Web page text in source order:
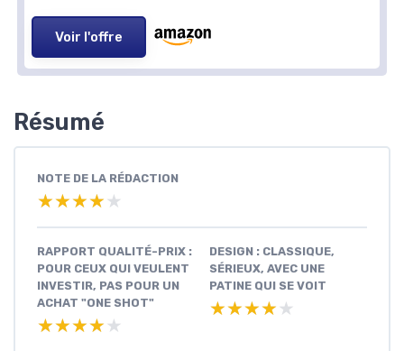
Voir l'offre
Résumé
NOTE DE LA RÉDACTION
★★★★★
★★★★★
RAPPORT QUALITÉ-PRIX :
POUR CEUX QUI VEULENT
INVESTIR, PAS POUR UN
ACHAT "ONE SHOT"
★★★★★
★★★★★
DESIGN : CLASSIQUE,
SÉRIEUX, AVEC UNE
PATINE QUI SE VOIT
★★★★★
★★★★★